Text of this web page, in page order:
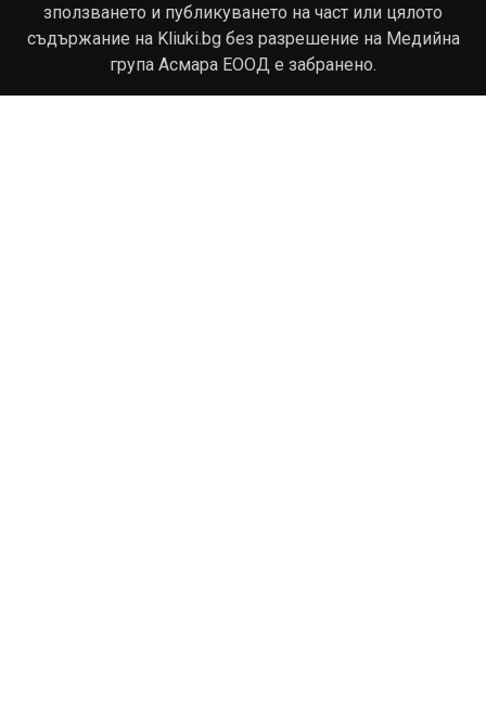
зползването и публикуването на част или цялото
съдържание на Kliuki.bg без разрешение на Медийна
група Асмара ЕООД е забранено.